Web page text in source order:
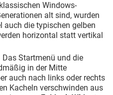
Windows-
alt sind, wurden
auch die typischen gelben
horizontal statt vertikal
Das Startmenü und die
in der Mitte
auch nach links oder rechts
Kacheln verschwinden aus